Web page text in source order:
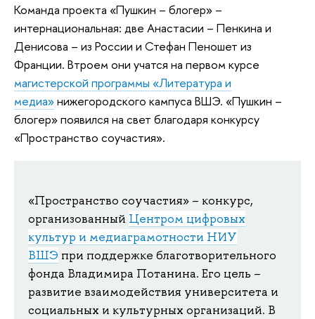
Команда проекта «Пушкин – блогер» –
интернациональная: две Анастасии – Пенкина и
Денисова – из России и Стефан Пеношет из
Франции. Втроем они учатся на первом курсе
магистерской программы «Литература и
медиа»нижегородского кампуса ВШЭ. «Пушкин –
блогер» появился на свет благодаря конкурсу
«Пространство соучастия».
«Пространство соучастия» – конкурс,
организованный Центром цифровых
культур и медиаграмотности НИУ
ВШЭ при поддержке благотворительного
фонда Владимира Потанина. Его цель –
развитие взаимодействия университета и
социальных и культурных организаций. В